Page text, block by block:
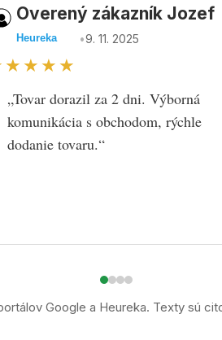
Overený zákazník Jozef
Heureka •9. 11. 2025
„Tovar dorazil za 2 dni. Výborná
komunikácia s obchodom, rýchle
dodanie tovaru.“
Google a Heureka. Texty sú